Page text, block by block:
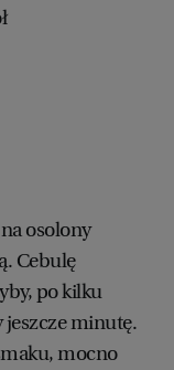
osolony
Cebulę
po kilku
minutę.
mocno